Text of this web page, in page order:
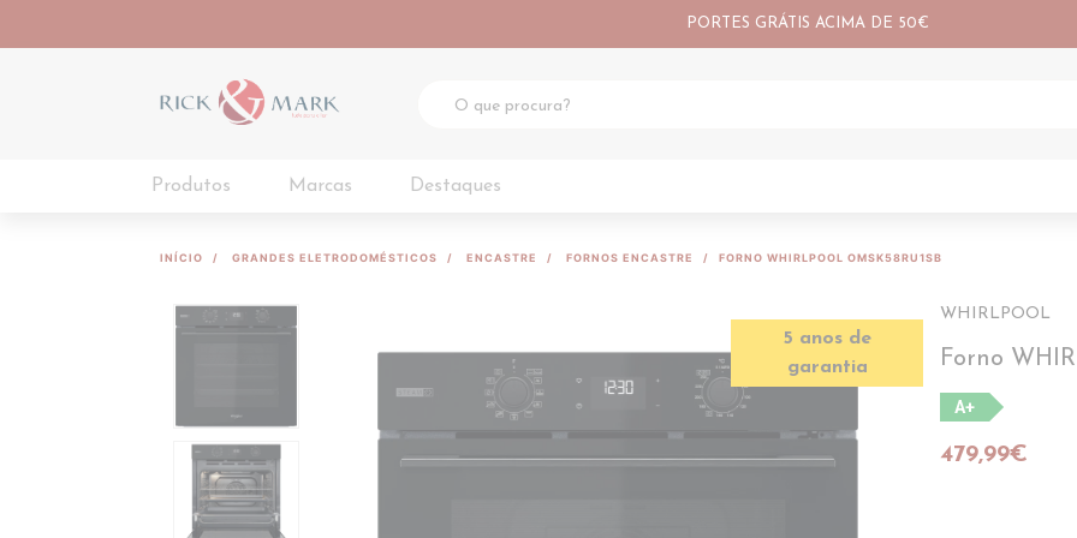
PORTES GRÁTIS ACIMA DE 50€
Produtos Marcas Destaques
INÍCIO GRANDES ELETRODOMÉSTICOS ENCASTRE FORNOS ENCASTRE FORNO WHIRLPOOL OMSK58RU1SB
5 anos de
garantia
WHIRLPOOL
Forno
A+
479,99€